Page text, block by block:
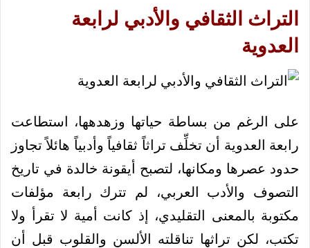
التراث الثقافي والأدبي لرابعة
العدوية
على الرغم من بساطة حياتها وزهدهها، استطاعت
رابعة العدوية أن تخلِّف تراثاً ثقافياً وأدبياً هائلاً تجاوز
حدود عصرها ومكانها، لتصبح أيقونة خالدة في تاريخ
التصوف والأدب العربي، لم تترك رابعة مؤلفات
مكتوبة بالمعنى التقليدي، إذ كانت أمية لا تقرأ ولا
تكتب، لكن تراثها تناقلته الألسن والقلوب قبل أن